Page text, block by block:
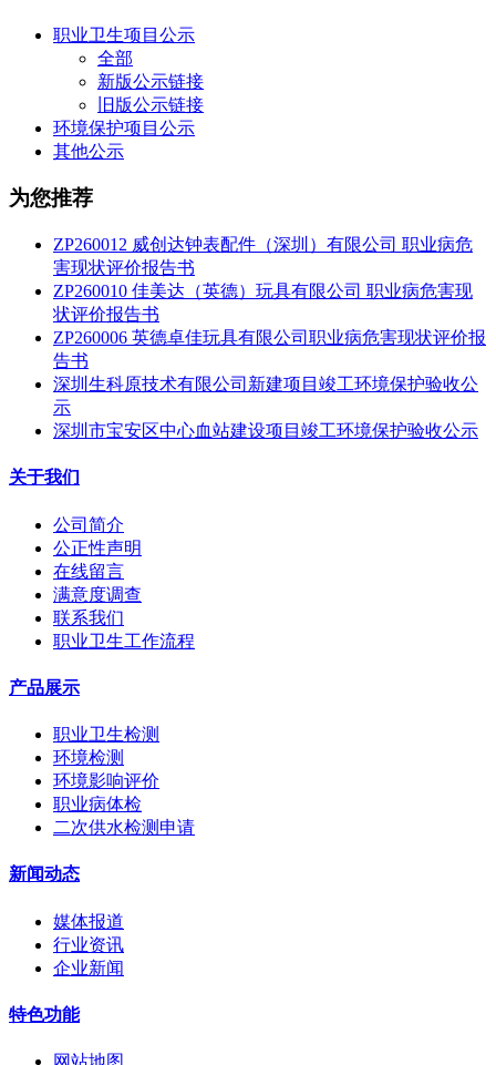
职业卫生项目公示
全部
新版公示链接
旧版公示链接
环境保护项目公示
其他公示
为您推荐
ZP260012 威创达钟表配件（深圳）有限公司 职业病危
害现状评价报告书
ZP260010 佳美达（英德）玩具有限公司 职业病危害现
状评价报告书
ZP260006 英德卓佳玩具有限公司职业病危害现状评价报
告书
深圳生科原技术有限公司新建项目竣工环境保护验收公
示
深圳市宝安区中心血站建设项目竣工环境保护验收公示
关于我们
公司简介
公正性声明
在线留言
满意度调查
联系我们
职业卫生工作流程
产品展示
职业卫生检测
环境检测
环境影响评价
职业病体检
二次供水检测申请
新闻动态
媒体报道
行业资讯
企业新闻
特色功能